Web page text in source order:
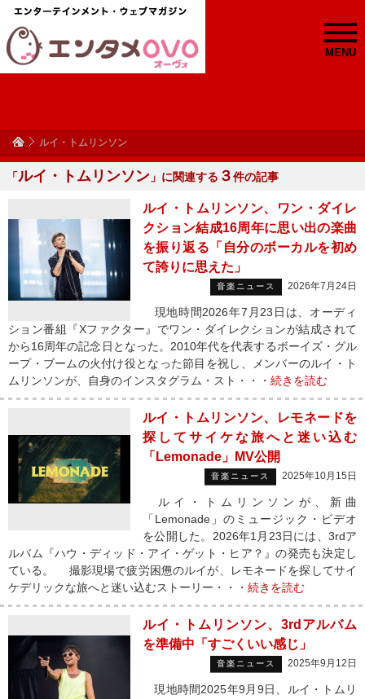
MENU
ルイ・トムリンソン
「ルイ・トムリンソン 」に関連する ３件の記事
ルイ・トムリンソン、ワン・ダイレ
クション結成16周年に思い出の楽曲
を振り返る「自分のボーカルを初め
て誇りに思えた」
音楽ニュース 2026年7月24日
現地時間2026年7月23日は、オーディ
ション番組『Xファクター』でワン・ダイレクションが結成されて
から16周年の記念日となった。2010年代を代表するボーイズ・グル
ープ・ブームの火付け役となった節目を祝し、メンバーのルイ・ト
ムリンソンが、自身のインスタグラム・スト・・・ 続きを読む
ルイ・トムリンソン、レモネードを
探してサイケな旅へと迷い込む
「Lemonade」MV公開
音楽ニュース 2025年10月15日
ルイ・トムリンソンが、新曲
「Lemonade」のミュージック・ビデオ
を公開した。2026年1月23日には、3rdア
ルバム『ハウ・ディッド・アイ・ゲット・ヒア？』の発売も決定し
ている。 撮影現場で疲労困憊のルイが、レモネードを探してサイ
ケデリックな旅へと迷い込むストーリー・・・ 続きを読む
ルイ・トムリンソン、3rdアルバム
を準備中「すごくいい感じ」
音楽ニュース 2025年9月12日
現地時間2025年9月9日、ルイ・トムリ